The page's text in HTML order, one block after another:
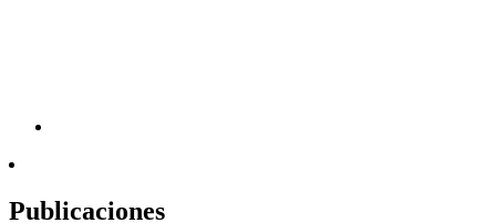
Publicaciones